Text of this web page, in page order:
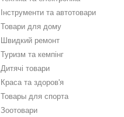
Інструменти та автотовари
Товари для дому
Швидкий ремонт
Туризм та кемпінг
Дитячі товари
Краса та здоров'я
Товары для спорта
Зоотовари